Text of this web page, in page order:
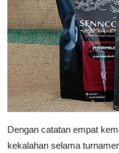
Dengan catatan empat
kekalahan selama